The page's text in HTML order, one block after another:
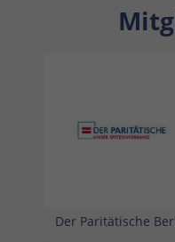
Der Paritätische